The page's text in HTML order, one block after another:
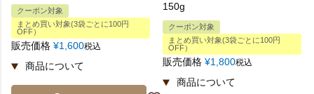
クーポン対象
まとめ買い対象(3袋ごとに100円
OFF）
販売価格 ¥1,600税込
150g
クーポン対象
まとめ買い対象(3袋ごとに100円
OFF）
販売価格 ¥1,800税込